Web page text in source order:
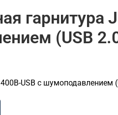
гарнитура
(USB
USB с шумоподавлением